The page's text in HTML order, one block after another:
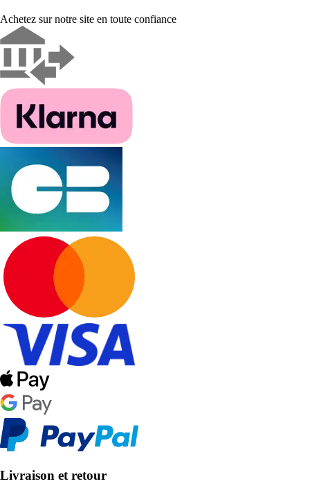
Achetez sur notre site en toute confiance
Livraison et retour